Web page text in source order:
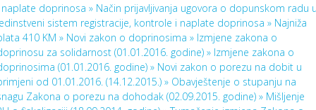
doprinosa » Način prijavljivanja ugovora o dopunskom radu
sistem registracije, kontrole i naplate doprinosa » Najniža
410 KM » Novi zakon o doprinosima » Izmjene zakona o
za solidarnost (01.01.2016. godine) » Izmjene zakona o
(01.01.2016. godine) » Novi zakon o porezu na dobit u
od 01.01.2016. (14.12.2015.) » Obavještenje o stupanju na
Zakona o porezu na dohodak (02.09.2015. godine) » Mišljenje